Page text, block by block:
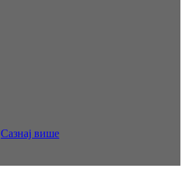
Сазнај више